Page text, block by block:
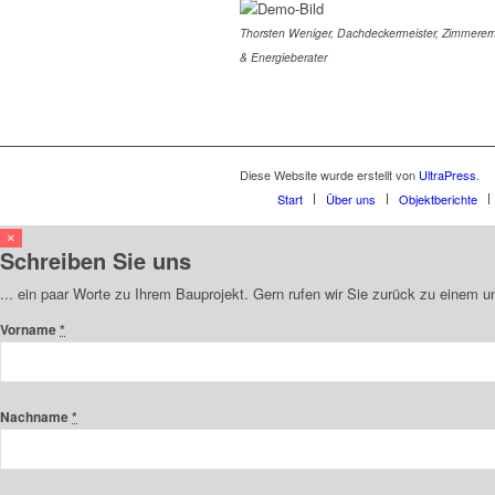
Thorsten Weniger, Dachdeckermeister,
& Energieberater
Diese Website wurde erstellt von UltraPress.
Start
Über uns Objektberichte
×
Schreiben Sie uns
... ein paar Worte zu Ihrem Bauprojekt. Gern rufen wir Sie zurück zu einem
Vorname*
Nachname*